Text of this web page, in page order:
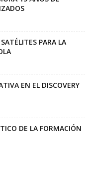
PARA LA
EN EL DISCOVERY
DE LA FORMACIÓN